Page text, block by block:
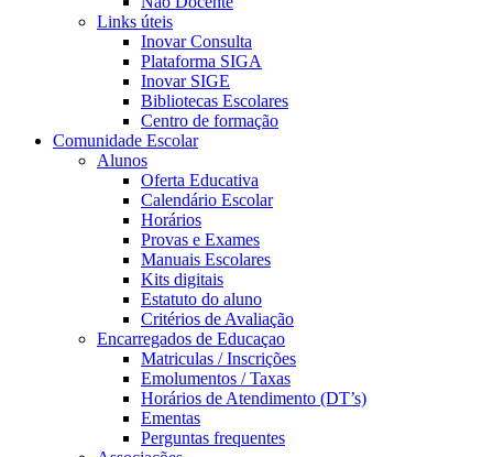
Links úteis
Inovar Consulta
Plataforma SIGA
Inovar SIGE
Bibliotecas Escolares
Centro de formação
Comunidade Escolar
Alunos
Oferta Educativa
Calendário Escolar
Horários
Provas e Exames
Manuais Escolares
Kits digitais
Estatuto do aluno
Critérios de Avaliação
Encarregados de Educaçao
Matriculas / Inscrições
Emolumentos / Taxas
Horários de Atendimento (DT’s)
Ementas
Perguntas frequentes